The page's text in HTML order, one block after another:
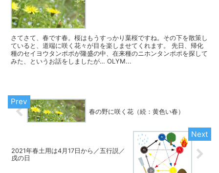
さてさて、春です春。桜はもうすっかり葉桜ですね。その下を散策し
ていると、道端に咲く花々が目を楽しませてくれます。 先日、帰化
種のセイヨウタンポポが隆盛の中、在来種のニホンタンポポを探して
みた、というお話をしましたが… OLYM...
春の野に咲く花（続：黄色い春）
2021年春土用は4月17日から／五行説／
戌の日